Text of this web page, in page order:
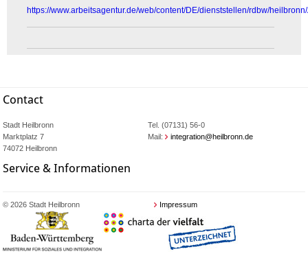
https://www.arbeitsagentur.de/web/content/DE/dienststellen/rdbw/
Contact
Stadt Heilbronn
Marktplatz 7
74072 Heilbronn
Tel. (07131) 56-0
Mail:
integration@heilbronn.de
Service & Informationen
© 2026 Stadt Heilbronn Impressum